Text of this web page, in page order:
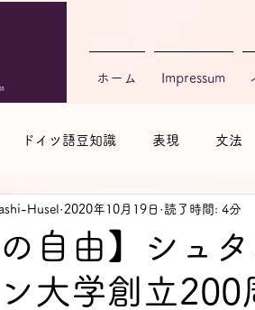
ドイツ語豆知識 表現 文法
の他
の自由】シュ
大学創立200
Husel 2020年10月19日 読了時間: 4分
ホーム Impressum